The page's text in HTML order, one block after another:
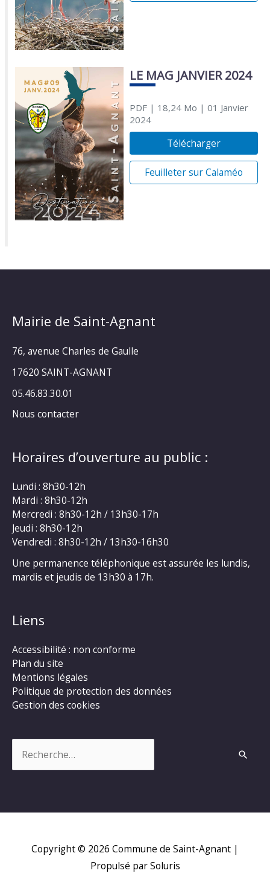
LE MAG JANVIER 2024
PDF| 18,24 Mo | 01 Janvier
2024
Télécharger
Feuilleter sur Calaméo
Mairie de Saint-Agnant
76, avenue Charles de Gaulle
17620 SAINT-AGNANT
05.46.83.30.01
Nous contacter
Horaires d’ouverture au public :
Lundi : 8h30-12h
Mardi : 8h30-12h
Mercredi : 8h30-12h / 13h30-17h
Jeudi : 8h30-12h
Vendredi : 8h30-12h / 13h30-16h30
Une permanence téléphonique est assurée les lundis,
mardis et jeudis de 13h30 à 17h.
Liens
Accessibilité : non conforme
Plan du site
Mentions légales
Politique de protection des données
Gestion des cookies
Copyright © 2026 Commune de Saint-Agnant |
Propulsé par Soluris